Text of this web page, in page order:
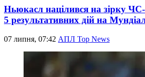
Ньюкасл націлився на зірку
5 результативних дій на
07 липня, 07:42 АПЛ Top News